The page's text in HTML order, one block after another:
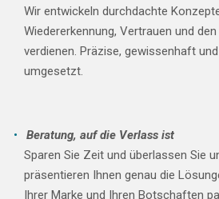
Wir entwickeln durchdachte
Wiedererkennung, Vertrauen und
verdienen. Präzise, gewissenhaft
umgesetzt.
Beratung, auf die Verlass ist
Sparen Sie Zeit und überlassen Sie
präsentieren Ihnen genau die
Ihrer Marke und Ihren Botschaften